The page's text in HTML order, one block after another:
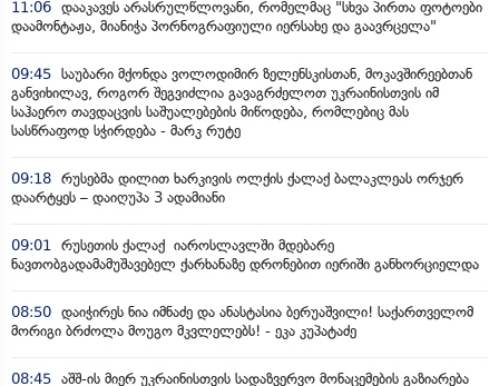
11:06 დააკავეს არასრულწლოვანი, რომელმაც "სხვა პირთა ფოტოები
დაამონტაჟა, მიანიჭა პორნოგრაფიული იერსახე და გაავრცელა"
09:45 საუბარი მქონდა ვოლოდიმირ ზელენსკისთან, მოკავშირეებთან
განვიხილავ, როგორ შეგვიძლია გავაგრძელოთ უკრაინისთვის იმ
საჰაერო თავდაცვის საშუალებების მიწოდება, რომლებიც მას
სასწრაფოდ სჭირდება - მარკ რუტე
09:18 რუსებმა დილით ხარკივის ოლქის ქალაქ ბალაკლეას ორჯერ
დაარტყეს – დაიღუპა 3 ადამიანი
09:01
რუსეთის ქალაქ იაროსლავლში მდებარე
ნავთობგადამამუშავებელ ქარხანაზე დრონებით იერიში განხორციელდა
08:50 დაიჭირეს ნია იმნაძე და ანასტასია ბერუაშვილი! საქართველომ
მორიგი ბრძოლა მოუგო მკვლელებს! - ეკა კუპატაძე
08:45 აშშ-ის მიერ უკრაინისთვის სადაზვერვო მონაცემების გაზიარება